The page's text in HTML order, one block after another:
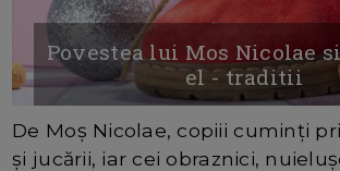
Povestea lui Mos Nicolae
el - traditii
De Moș Nicolae, copiii cuminți
și jucării, iar cei obraznici,